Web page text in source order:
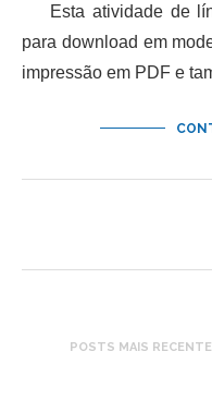
Esta atividade de
para download em
impressão em PDF e
POSTS MAIS